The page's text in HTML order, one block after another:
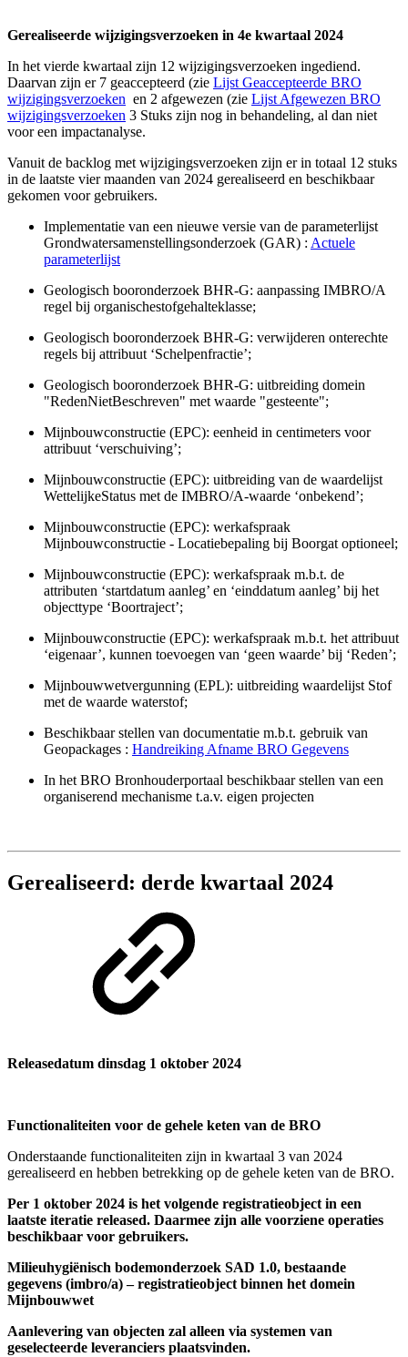
Gerealiseerde wijzigingsverzoeken in 4e kwartaal 2024
In het vierde kwartaal zijn 12 wijzigingsverzoeken ingediend.
Daarvan zijn er 7 geaccepteerd (zie Lijst Geaccepteerde BRO
wijzigingsverzoeken en 2 afgewezen (zie Lijst Afgewezen BRO
wijzigingsverzoeken 3 Stuks zijn nog in behandeling, al dan niet
voor een impactanalyse.
Vanuit de backlog met wijzigingsverzoeken zijn er in totaal 12 stuks
in de laatste vier maanden van 2024 gerealiseerd en beschikbaar
gekomen voor gebruikers.
Implementatie van een nieuwe versie van de parameterlijst
Grondwatersamenstellingsonderzoek (GAR) : Actuele
parameterlijst
Geologisch booronderzoek BHR-G: aanpassing IMBRO/A
regel bij organischestofgehalteklasse;
Geologisch booronderzoek BHR-G: verwijderen onterechte
regels bij attribuut ‘Schelpenfractie’;
Geologisch booronderzoek BHR-G: uitbreiding domein
"RedenNietBeschreven" met waarde "gesteente";
Mijnbouwconstructie (EPC): eenheid in centimeters voor
attribuut ‘verschuiving’;
Mijnbouwconstructie (EPC): uitbreiding van de waardelijst
WettelijkeStatus met de IMBRO/A-waarde ‘onbekend’;
Mijnbouwconstructie (EPC): werkafspraak
Mijnbouwconstructie - Locatiebepaling bij Boorgat optioneel;
Mijnbouwconstructie (EPC): werkafspraak m.b.t. de
attributen ‘startdatum aanleg’ en ‘einddatum aanleg’ bij het
objecttype ‘Boortraject’;
Mijnbouwconstructie (EPC): werkafspraak m.b.t. het attribuut
‘eigenaar’, kunnen toevoegen van ‘geen waarde’ bij ‘Reden’;
Mijnbouwwetvergunning (EPL): uitbreiding waardelijst Stof
met de waarde waterstof;
Beschikbaar stellen van documentatie m.b.t. gebruik van
Geopackages : Handreiking Afname BRO Gegevens
In het BRO Bronhouderportaal beschikbaar stellen van een
organiserend mechanisme t.a.v. eigen projecten
Gerealiseerd: derde kwartaal 2024
Releasedatum dinsdag 1 oktober 2024
Functionaliteiten voor de gehele keten van de BRO
Onderstaande functionaliteiten zijn in kwartaal 3 van 2024
gerealiseerd en hebben betrekking op de gehele keten van de BRO.
Per 1 oktober 2024 is het volgende registratieobject in een
laatste iteratie released. Daarmee zijn alle voorziene operaties
beschikbaar voor gebruikers.
Milieuhygiënisch bodemonderzoek SAD 1.0, bestaande
gegevens (imbro/a) – registratieobject binnen het domein
Mijnbouwwet
Aanlevering van objecten zal alleen via systemen van
geselecteerde leveranciers plaatsvinden.